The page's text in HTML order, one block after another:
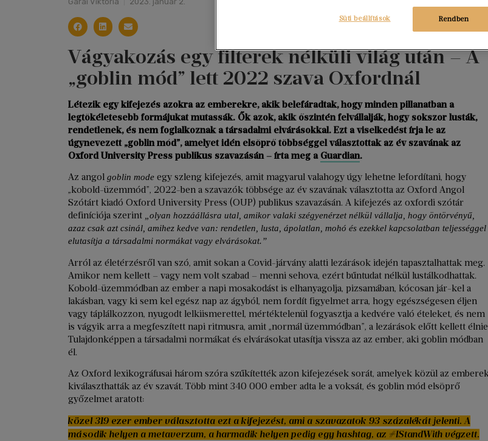
Vágyakozás egy filterek nélküli világ után – A
„goblin mód” lett 2022 szava Oxfordnál
Létezik egy kifejezés azokra az emberekre, akik belefáradtak, hogy minden pillanatban a
legtökéletesebb formájukat mutassák. Ők azok, akik őszintén felvállalják, hogy sokszor lusták,
rendetlenek, és nem foglalkoznak a társadalmi elvárásokkal. Ezt a viselkedést írja le az
úgynevezett „goblin mód”, amelyet idén elsöprő többséggel választottak az év szavának az
Oxford University Press publikus szavazásán – írta meg a Guardian.
Az angol goblin mode egy szleng kifejezés, amit magyarul valahogy úgy lehetne lefordítani, hogy
„kobold-üzemmód”, 2022-ben a szavazók többsége az év szavának választotta az Oxford Angol
Szótárt kiadó Oxford University Press (OUP) publikus szavazásán. A kifejezés az oxfordi szótár
definíciója szerint „olyan hozzáállásra utal, amikor valaki szégyenérzet nélkül vállalja, hogy öntörvényű,
azaz csak azt csinál, amihez kedve van: rendetlen, lusta, ápolatlan, mohó és ezekkel kapcsolatban teljességgel
elutasítja a társadalmi normákat vagy elvárásokat.”
Arról az életérzésről van szó, amit sokan a Covid-járvány alatti lezárások idején tapasztalhattak meg.
Amikor nem kellett – vagy nem volt szabad – menni sehova, ezért bűntudat nélkül lustálkodhattak.
Kobold-üzemmódban az ember a napi mosakodást is elhanyagolja, pizsamában, kócosan jár-kel a
lakásban, vagy ki sem kel egész nap az ágyból, nem fordít figyelmet arra, hogy egészségesen éljen
vagy táplálkozzon, nyugodt lelkiismerettel, mértéktelenül fogyasztja a kedvére való ételeket, és nem
is vágyik arra a megfeszített napi ritmusra, amit „normál üzemmódban”, a lezárások előtt kellett
Tulajdonképpen a társadalmi normákat és elvárásokat utasítja vissza az az ember, aki goblin módban
él.
Az Oxford lexikográfusai három szóra szűkítették azon kifejezések sorát, amelyek közül az
kiválaszthatták az év szavát. Több mint 340 000 ember adta le a voksát, és goblin mód elsöprő
győzelmet aratott:
közel 319 ezer ember választotta ezt a kifejezést, ami a szavazatok 93 százalékát jelenti. A
második helyen a metaverzum, a harmadik helyen pedig egy hashtag, az #IStandWith végzett.
Rendben
Süti beállítások